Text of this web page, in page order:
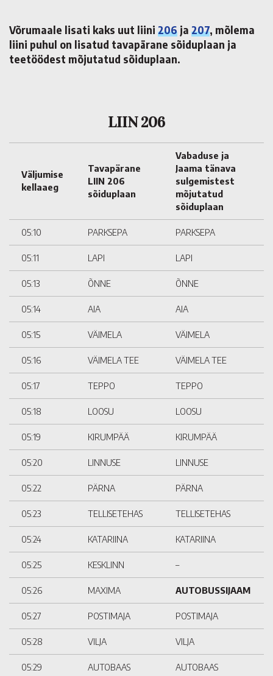
Võrumaale lisati kaks uut liini 206 ja 207, mõlema
liini puhul on lisatud tavapärane sõiduplaan ja
teetöödest mõjutatud sõiduplaan.
LIIN 206
Väljumise
kellaaeg
Tavapärane
LIIN 206
sõiduplaan
Vabaduse ja
Jaama tänava
sulgemistest
mõjutatud
sõiduplaan
05:10 PARKSEPA PARKSEPA
05:11 LAPI LAPI
05:13 ÕNNE ÕNNE
05:14 AIA AIA
05:15 VÄIMELA VÄIMELA
05:16 VÄIMELA TEE VÄIMELA TEE
05:17 TEPPO TEPPO
05:18 LOOSU LOOSU
05:19 KIRUMPÄÄ KIRUMPÄÄ
05:20 LINNUSE LINNUSE
05:22 PÄRNA PÄRNA
05:23 TELLISETEHAS TELLISETEHAS
05:24 KATARIINA KATARIINA
05:25 KESKLINN –
05:26 MAXIMA AUTOBUSSIJAAM
05:27 POSTIMAJA POSTIMAJA
05:28 VILJA VILJA
05:29 AUTOBAAS AUTOBAAS